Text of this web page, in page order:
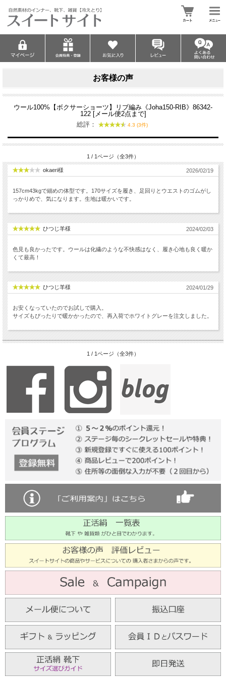
お客様の声
ウール100%【ボクサーショーツ】リブ編み《Joha150-RIB》86342-
122 [メール便2点まで]
総評：
4.3 (3件)
1 / 1ページ（全3件）
okaeri様 2026/02/19
157cm43kgで細めの体型です。170サイズを履き、足回りとウエストのゴムがし
っかりめで、気になります。生地は暖かいです。
ひつじ羊様 2024/02/03
色見も良かったです。ウールは化繊のような不快感はなく、履き心地も良く暖か
くて最高！
ひつじ羊様 2024/01/29
お安くなっていたのでお試しで購入。
サイズもぴったりで暖かかったので、再入荷でホワイトグレーを注文しました。
1 / 1ページ（全3件）